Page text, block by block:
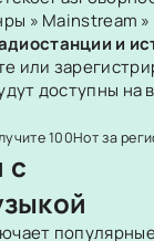
» Mainstream
и
или
доступны на
100Нотза
с